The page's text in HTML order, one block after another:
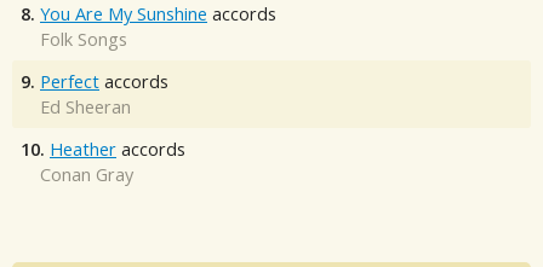
8. You Are My Sunshine accords
Folk Songs
9. Perfect accords
Ed Sheeran
10. Heather accords
Conan Gray